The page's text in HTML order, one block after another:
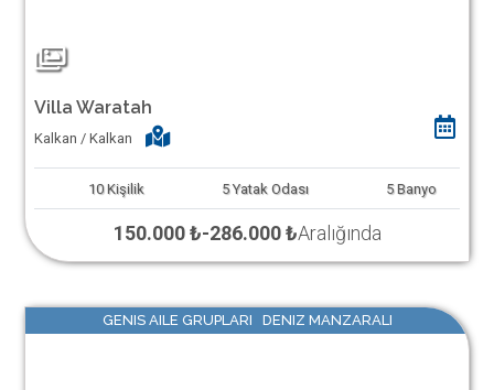
Villa Waratah
Kalkan / Kalkan
10 Kişilik 5 Yatak Odası 5 Banyo
150.000 ₺-286.000 ₺Aralığında
GENIS AILE GRUPLARI DENIZ MANZARALI